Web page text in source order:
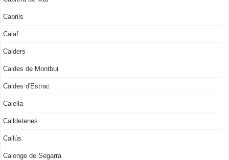
Cabrils
Calaf
Calders
Caldes de Montbui
Caldes d'Estrac
Calella
Calldetenes
Callús
Calonge de Segarra